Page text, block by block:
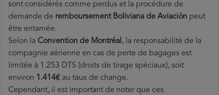
sont considérés comme perdus et la procédure de
demande de remboursement Boliviana de Aviación peut
être entamée.
Selon la Convention de Montréal, la responsabilité de la
compagnie aérienne en cas de perte de bagages est
limitée à 1.253 DTS (droits de tirage spéciaux), soit
environ 1.414€ au taux de change.
Cependant, il est important de noter que ces